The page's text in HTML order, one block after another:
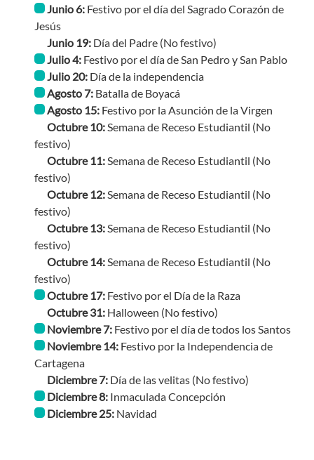
Junio 6: Festivo por el día del Sagrado Corazón de
Jesús
Junio 19: Día del Padre(No festivo)
Julio 4: Festivo por el día de San Pedro y San Pablo
Julio 20: Día de la independencia
Agosto 7: Batalla de Boyacá
Agosto 15: Festivo por la Asunción de la Virgen
Octubre 10:Semana de Receso Estudiantil (No
festivo)
Octubre 11:Semana de Receso Estudiantil (No
festivo)
Octubre 12:Semana de Receso Estudiantil (No
festivo)
Octubre 13:Semana de Receso Estudiantil (No
festivo)
Octubre 14:Semana de Receso Estudiantil (No
festivo)
Octubre 17: Festivo por el Día de la Raza
Octubre 31: Halloween (No festivo)
Noviembre 7: Festivo por el día de todos los Santos
Noviembre 14: Festivo por la Independencia de
Cartagena
Diciembre 7: Día de las velitas(No festivo)
Diciembre 8: Inmaculada Concepción
Diciembre 25: Navidad